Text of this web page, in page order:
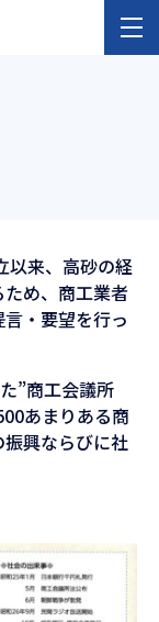
以来、高砂の経
め、商工業者
・要望を行っ
”商工会議所
あまりある商
興ならびに社